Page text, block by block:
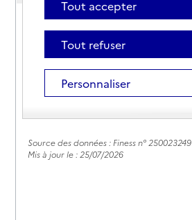
Adresse
1 rue des Vergers
25640-Marchaux-Chaudefontaine
09 85 60 28 45
Contact
Source des données : Finess n° 250023249
Mis à jour le : 25/07/2026
Tout accepter
Tout refuser
Personnaliser